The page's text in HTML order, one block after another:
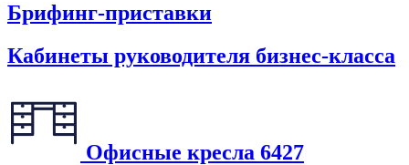
Брифинг-приставки
Кабинеты руководителя бизнес-класса
Офисные кресла 6427